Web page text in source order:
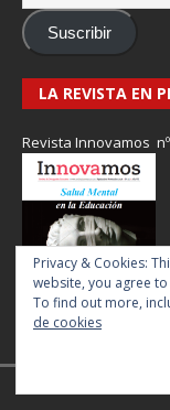
Suscribir
LA REVISTA EN
Revista Innovamos nº
Privacy & Cookies:
website, you agree
To find out more,
de cookies